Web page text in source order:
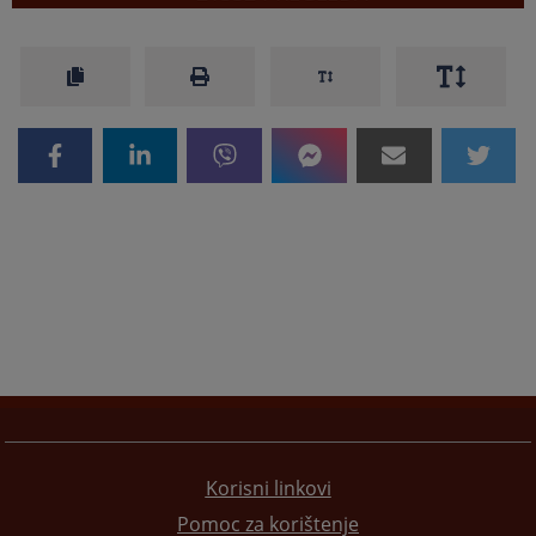
Korisni linkovi
Pomoc za korištenje